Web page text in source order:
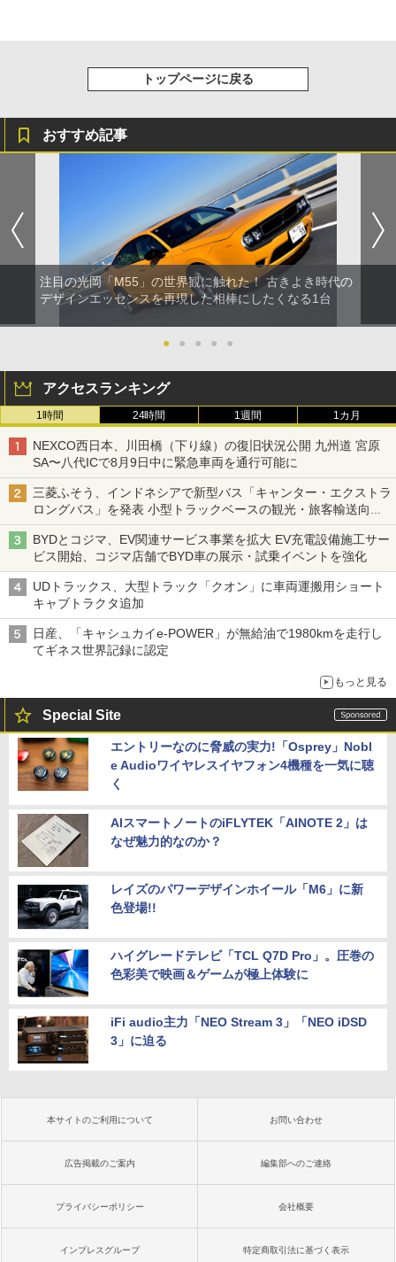
トップページに戻る
おすすめ記事
注目の光岡「M55」の世界観に触れた！ 古きよき時代の
デザインエッセンスを再現した相棒にしたくなる1台
● ● ● ● ●
アクセスランキング
1時間 24時間 1週間 1カ月
NEXCO西日本、川田橋（下り線）の復旧状況公開 九州道 宮原
SA〜八代ICで8月9日中に緊急車両を通行可能に
三菱ふそう、インドネシアで新型バス「キャンター・エクストラ
ロングバス」を発表 小型トラックベースの観光・旅客輸送向け
バス
BYDとコジマ、EV関連サービス事業を拡大 EV充電設備施工サー
ビス開始、コジマ店舗でBYD車の展示・試乗イベントを強化
UDトラックス、大型トラック「クオン」に車両運搬用ショート
キャブトラクタ追加
日産、「キャシュカイe-POWER」が無給油で1980kmを走行し
てギネス世界記録に認定
もっと見る
Special Site
エントリーなのに脅威の実力!「Osprey」Nobl
e Audioワイヤレスイヤフォン4機種を一気に聴
く
AIスマートノートのiFLYTEK「AINOTE 2」は
なぜ魅力的なのか？
レイズのパワーデザインホイール「M6」に新
色登場!!
ハイグレードテレビ「TCL Q7D Pro」。圧巻の
色彩美で映画＆ゲームが極上体験に
iFi audio主力「NEO Stream 3」「NEO iDSD
3」に迫る
本サイトのご利用について お問い合わせ
広告掲載のご案内 編集部へのご連絡
プライバシーポリシー 会社概要
インプレスグループ 特定商取引法に基づく表示